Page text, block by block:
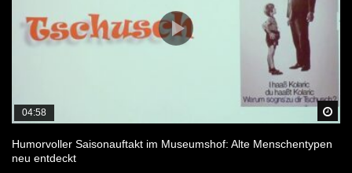
04:58
Humorvoller Saisonauftakt im Museumshof: Alte Menschentypen
neu entdeckt